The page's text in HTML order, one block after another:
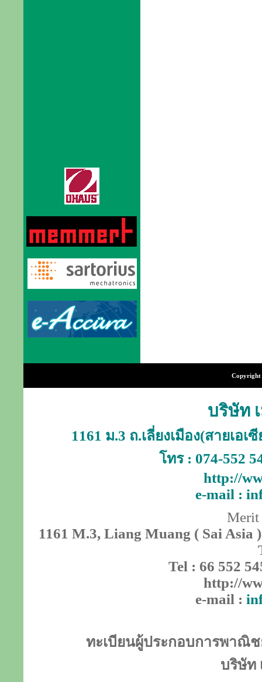
Copyright
บริษัท
1161 ม.3 ถ.เลี่ยงเมือง(สายเอ
โทร : 074-552
http://
e-mail :
Merit
1161 M.3, Liang Muang ( Sai Asia
Tel : 66 552
http://
e-mail :
ทะเบียนผู้ประกอบการพาณิช
บริษัท